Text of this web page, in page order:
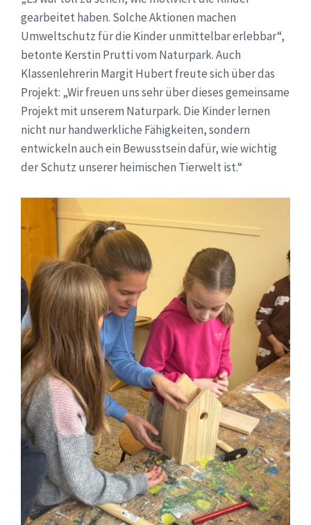
gearbeitet haben. Solche Aktionen machen
Umweltschutz für die Kinder unmittelbar erlebbar“,
betonte Kerstin Prutti vom Naturpark. Auch
Klassenlehrerin Margit Hubert freute sich über das
Projekt: „Wir freuen uns sehr über dieses gemeinsame
Projekt mit unserem Naturpark. Die Kinder lernen
nicht nur handwerkliche Fähigkeiten, sondern
entwickeln auch ein Bewusstsein dafür, wie wichtig
der Schutz unserer heimischen Tierwelt ist.“